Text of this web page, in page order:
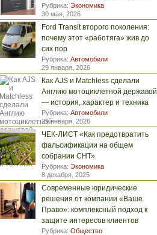
Рубрика: Экономика
30 мая, 2026
Ford Transit второго поколения:
почему этот «работяга» жив до
сих пор
Рубрика: Автомобили
29 января, 2026
Как AJS и Matchless сделали
Англию мотоциклетной державой
— история, характер и техника
Рубрика: Автомобили
29 января, 2026
ЧЕК-ЛИСТ «Как предотвратить
фальсификации на общем
собрании СНТ»
Рубрика: Экономика
8 декабря, 2025
Современные юридические
решения от компании «Ваше
Право»: комплексный подход к
защите интересов клиентов
Рубрика: Общество